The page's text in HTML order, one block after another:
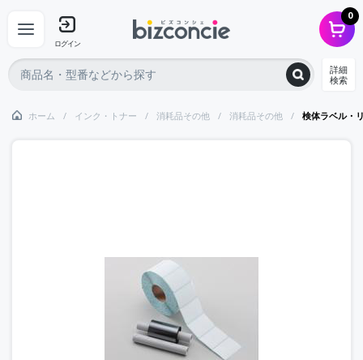
ログイン
0
詳細
検索
ホーム インク・トナー 消耗品その他 消耗品その他 検体ラベル・